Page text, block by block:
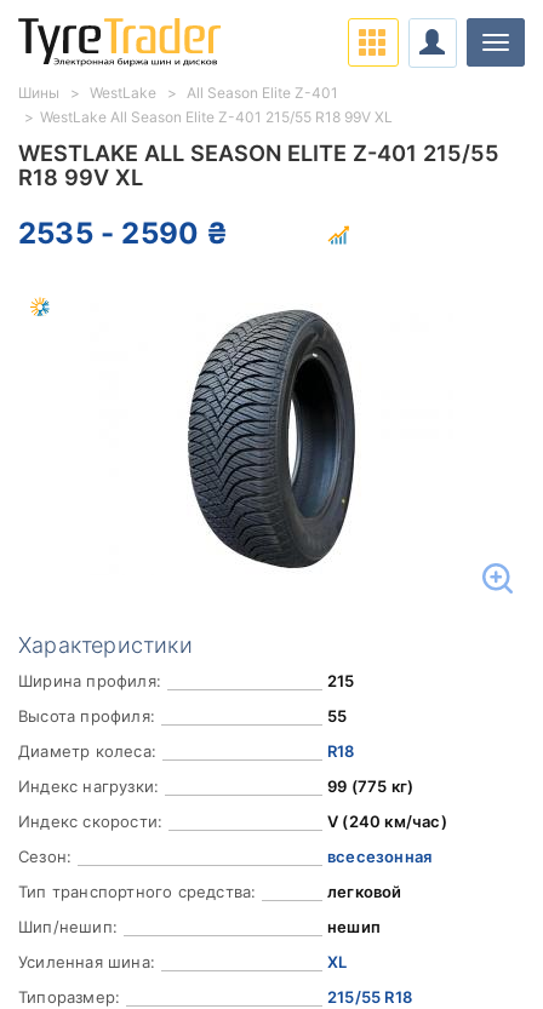
WESTLAKE ALL SEASON ELITE Z-401 215/55
R18 99V XL
2535 - 2590 ₴
Характеристики
Ширина профиля:
215
Высота профиля:
55
Диаметр колеса:
R18
Индекс нагрузки:
99 (775 кг)
Индекс скорости:
V (240 км/час)
Сезон:
всесезонная
Тип транспортного средства:
легковой
Шип/нешип:
нешип
Усиленная шина:
XL
Типоразмер:
215/55 R18
Шины WestLake
All Season Elite Z-401
WestLake All Season Elite Z-401 215/55 R18 99V XL